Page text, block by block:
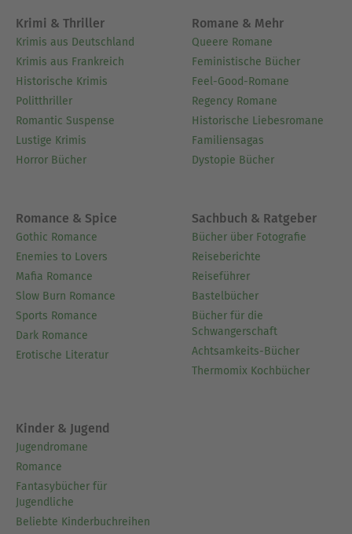
Über Gereon Wolter
Gereon Wolter (*1975) hat erfolgreich ein Studium
der Geschichte und Philosophie abgebrochen. Er
schreibt bevorzugt historische Romane und High
Fantasy. Seine historischen Romane sind
überwiegend im mittelalterlichen England
angesiedelt und verweben geschichtliche Fakten
und fiktionale Vorkommnisse.
Krimi & Thriller
Krimis aus Deutschland
Krimis aus Frankreich
Historische Krimis
Politthriller
Romantic Suspense
Lustige Krimis
Horror Bücher
Romane & Mehr
Queere Romane
Feministische Bücher
Feel-Good-Romane
Regency Romane
Historische Liebesromane
Familiensagas
Dystopie Bücher
Romance & Spice
Gothic Romance
Enemies to Lovers
Mafia Romance
Slow Burn Romance
Sports Romance
Dark Romance
Erotische Literatur
Sachbuch & Ratgeber
Bücher über Fotografie
Reiseberichte
Reiseführer
Bastelbücher
Bücher für die
Schwangerschaft
Achtsamkeits-Bücher
Thermomix Kochbücher
Kinder & Jugend
Jugendromane
Romance
Fantasybücher für
Jugendliche
Beliebte Kinderbuchreihen